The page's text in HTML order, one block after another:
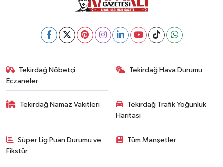
Tekirdağ Nöbetçi
Eczaneler
Tekirdağ Hava Durumu
Tekirdağ Namaz Vakitleri
Tekirdağ Trafik Yoğunluk
Haritası
Süper Lig Puan Durumu ve
Fikstür
Tüm Manşetler